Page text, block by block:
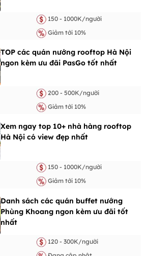
150 - 1000K/người
Giảm tới 10%
TOP các quán nướng rooftop Hà Nội
ngon kèm ưu đãi PasGo tốt nhất
200 - 500K/người
Giảm tới 10%
Xem ngay top 10+ nhà hàng rooftop
Hà Nội có view đẹp nhất
150 - 1000K/người
Giảm tới 10%
Danh sách các quán buffet nướng
Phùng Khoang ngon kèm ưu đãi tốt
nhất
120 - 300K/người